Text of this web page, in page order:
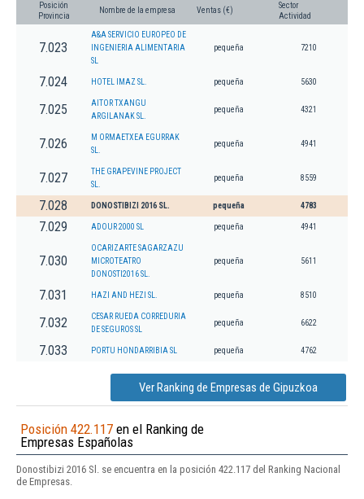
Posición
Provincia
Nombre de la empresa Ventas (€)
Sector
Actividad
7.023
A&A SERVICIO EUROPEO DE
INGENIERIA ALIMENTARIA
SL
pequeña 7210
7.024 HOTEL IMAZ SL. pequeña 5630
7.025
AITOR TXANGU
ARGILANAK SL.
pequeña 4321
7.026
M ORMAETXEA EGURRAK
SL.
pequeña 4941
7.027
THE GRAPEVINE PROJECT
SL.
pequeña 8559
7.028 DONOSTIBIZI 2016 SL. pequeña 4783
7.029 ADOUR 2000 SL pequeña 4941
7.030
OCARIZARTE SAGARZAZU
MICROTEATRO
DONOSTI2016 SL.
pequeña 5611
7.031 HAZI AND HEZI SL. pequeña 8510
7.032
CESAR RUEDA CORREDURIA
DE SEGUROS SL
pequeña 6622
7.033 PORTU HONDARRIBIA SL pequeña 4762
Ver Ranking de Empresas de Gipuzkoa
Posición 422.117 en el Ranking de
Empresas Españolas
Donostibizi 2016 Sl. se encuentra en la posición 422.117 del Ranking Nacional
de Empresas.